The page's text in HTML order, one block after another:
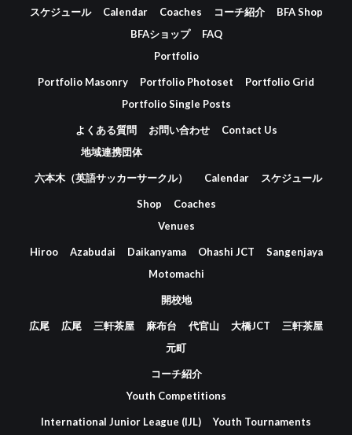
スケジュール Calendar Coaches コーチ紹介
BFA Shop
BFAショップ
FAQ
Portfolio
Portfolio Masonry Portfolio Photoset
Portfolio Grid
Portfolio Single Posts
よくある質問 お問い合わせ
Contact Us
地域連携団体
六本木（英語サッカーサークル） Calendar スケジュール
Shop
Coaches
Venues
Hiroo Azabudai Daikanyama Ohashi JCT
Sangenjaya
Motomachi
開校地
広尾 広尾 三軒茶屋 麻布台 代官山 大橋JCT
三軒茶屋
元町
コーチ紹介
Youth Competitions
International Junior League (IJL)
Youth Tournaments